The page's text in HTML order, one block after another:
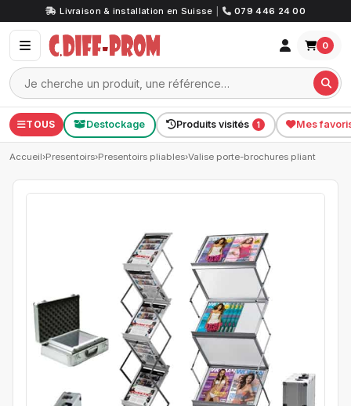
Livraison & installation en Suisse 079 446 24 00
0
TOUS Destockage Produits visités 1 Mes
Accueil›Presentoirs›Presentoirs pliables›Valise porte-brochures pliant